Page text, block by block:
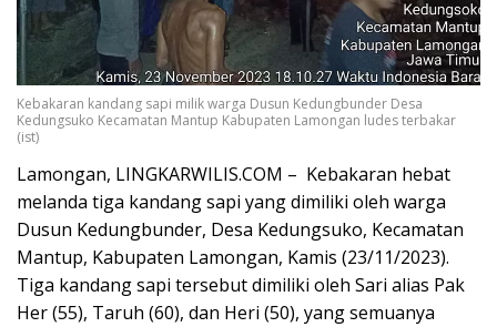
Kebakaran kandang sapi milik warga Dusun Kedungbunder Desa
Kedungsuko Kecamatan Mantup Kabupaten Lamongan ludes terbakar
(ist)
Lamongan, LINGKARWILIS.COM – Kebakaran hebat
melanda tiga kandang sapi yang dimiliki oleh warga
Dusun Kedungbunder, Desa Kedungsuko, Kecamatan
Mantup, Kabupaten Lamongan, Kamis (23/11/2023).
Tiga kandang sapi tersebut dimiliki oleh Sari alias Pak
Her (55), Taruh (60), dan Heri (50), yang semuanya